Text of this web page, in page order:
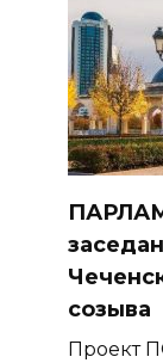
созыва
Проект